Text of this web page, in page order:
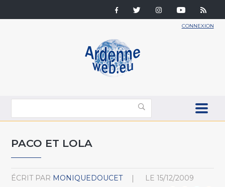
CONNEXION
PACO ET LOLA
ÉCRIT PAR MONIQUEDOUCET LE 15/12/2009